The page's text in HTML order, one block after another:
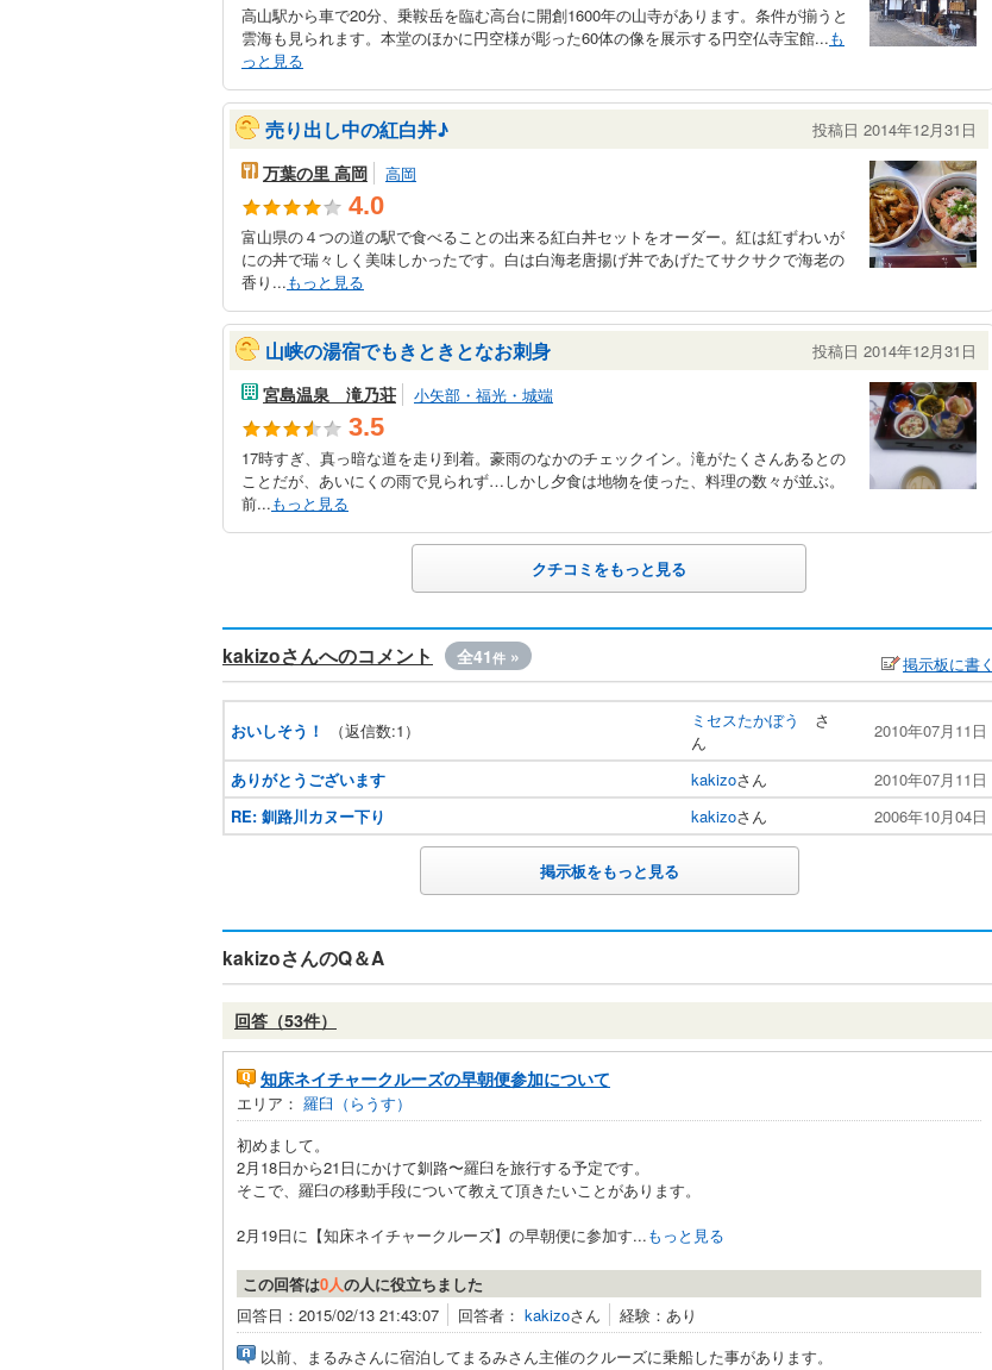
高山駅から車で20分、乗鞍岳を臨む高台に開創1600年の山寺があります。条件が揃うと
雲海も見られます。本堂のほかに円空様が彫った60体の像を展示する円空仏寺宝館...も
っと見る
売り出し中の紅白丼♪ 投稿日 2014年12月31日
万葉の里 高岡 高岡
4.0
富山県の４つの道の駅で食べることの出来る紅白丼セットをオーダー。紅は紅ずわいが
にの丼で瑞々しく美味しかったです。白は白海老唐揚げ丼であげたてサクサクで海老の
香り...もっと見る
山峡の湯宿でもきときとなお刺身 投稿日 2014年12月31日
宮島温泉 滝乃荘 小矢部・福光・城端
3.5
17時すぎ、真っ暗な道を走り到着。豪雨のなかのチェックイン。滝がたくさんあるとの
ことだが、あいにくの雨で見られず…しかし夕食は地物を使った、料理の数々が並ぶ。
前...もっと見る
クチコミをもっと見る
kakizoさんへのコメント 全41件 » 掲示板に書く
おいしそう！ （返信数:1） ミセスたかぼう さ
ん
2010年07月11日
ありがとうございます kakizoさん
2010年07月11日
RE: 釧路川カヌー下り
kakizoさん 2006年10月04日
掲示板をもっと見る
kakizoさんのQ＆A
回答（53件）
知床ネイチャークルーズの早朝便参加について
エリア： 羅臼（らうす）
初めまして。
2月18日から21日にかけて釧路〜羅臼を旅行する予定です。
そこで、羅臼の移動手段について教えて頂きたいことがあります。
2月19日に【知床ネイチャークルーズ】の早朝便に参加す...もっと見る
この回答は0人の人に役立ちました
回答日：2015/02/13 21:43:07
回答者： kakizoさん
経験：あり
以前、まるみさんに宿泊してまるみさん主催のクルーズに乗船した事があります。